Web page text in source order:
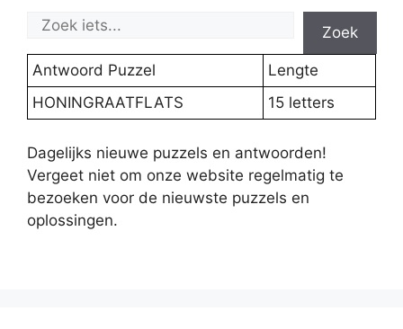
Zoek
Antwoord Puzzel
Lengte
HONINGRAATFLATS
15 letters
Dagelijks nieuwe puzzels en antwoorden!
Vergeet niet om onze website regelmatig te
bezoeken voor de nieuwste puzzels en
oplossingen.